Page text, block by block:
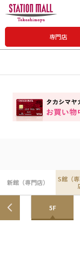
専門店
新館（専門店）
S館（
4F 5F